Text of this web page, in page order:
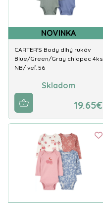
NOVINKA
CARTER'S Body dlhý rukáv
Blue/Green/Gray chlapec 4ks
NB/ veľ. 56
Skladom
19.65€